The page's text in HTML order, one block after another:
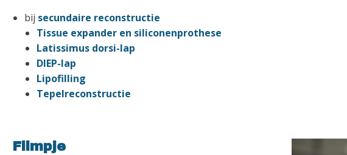
bij secundaire reconstructie
Tissue expander en siliconenprothese
Latissimus dorsi-lap
DIEP-lap
Lipofilling
Tepelreconstructie
Filmpje